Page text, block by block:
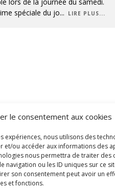
le consentement aux cookies
expériences, nous utilisons des
et/ou accéder aux informations des
nous permettra de traiter des
navigation ou les ID uniques sur ce
son consentement peut avoir un
et fonctions.
spéciale du jo... LIRE PLUS...